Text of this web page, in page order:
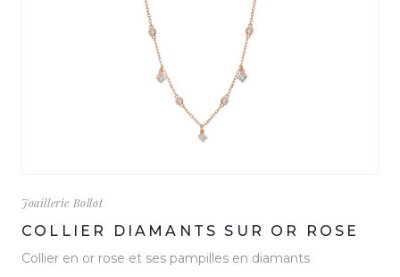
Joaillerie Bollot
COLLIER DIAMANTS SUR OR ROSE
Collier en or rose et ses pampilles en diamants